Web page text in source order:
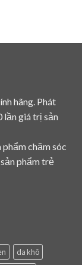
hãng. Phát
lần giá trị sản
phẩm chăm sóc
phẩm trẻ
da khô